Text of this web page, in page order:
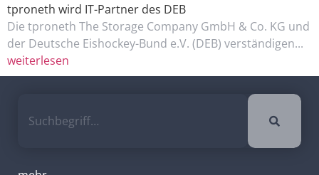
tproneth wird IT-Partner des DEB
Die tproneth The Storage Company GmbH & Co. KG und
der Deutsche Eishockey-Bund e.V. (DEB) verständigen...
weiterlesen